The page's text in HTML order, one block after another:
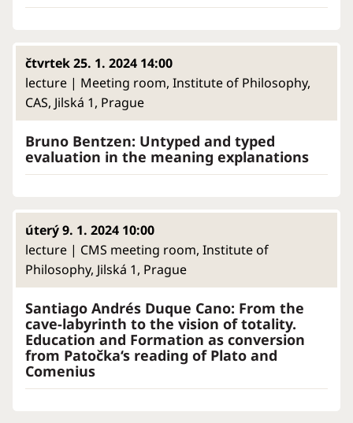
čtvrtek 25. 1. 2024 14:00
lecture | Meeting room, Institute of Philosophy,
CAS, Jilská 1, Prague
Bruno Bentzen: Untyped and typed
evaluation in the meaning explanations
úterý 9. 1. 2024 10:00
lecture | CMS meeting room, Institute of
Philosophy, Jilská 1, Prague
Santiago Andrés Duque Cano: From the
cave-labyrinth to the vision of totality.
Education and Formation as conversion
from Patočka‘s reading of Plato and
Comenius